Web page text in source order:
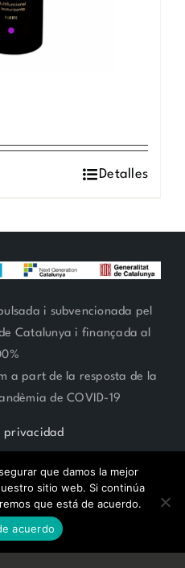
Detalles
i subvencionada pel
Catalunya i finançada al
a part de la resposta de la
de COVID-19
privacidad
93 685 62 38 | Paseo
ONLINE
que damos la mejor
sitio web. Si continúa
que está de acuerdo.
acuerdo